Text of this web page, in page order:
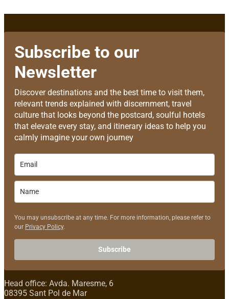
Subscribe to our
Newsletter
Discover destinations and the best time to visit them,
relevant trends explained with discernment, travel
culture that looks beyond the postcard, soulful hotels
that elevate every stay, and itinerary ideas to help you
calmly imagine your own journey
You may unsubscribe at any time. For more information, please refer to
our Privacy Policy.
Subscribe
Head office: Avda. Maresme, 6
08395 Sant Pol de Mar